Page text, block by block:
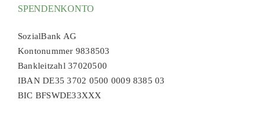
SPENDENKONTO
SozialBank AG
Kontonummer 9838503
Bankleitzahl 37020500
IBAN DE35 3702 0500 0009 8385 03
BIC BFSWDE33XXX